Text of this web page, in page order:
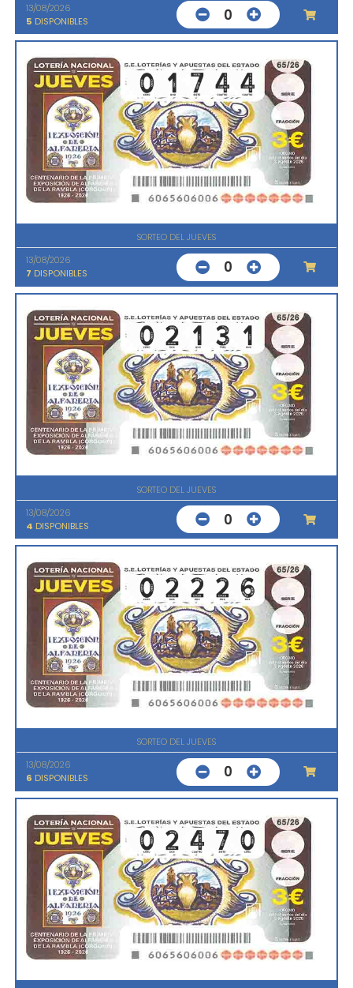
13/08/2026
5 DISPONIBLES 0
SORTEO DEL JUEVES
13/08/2026
7 DISPONIBLES 0
SORTEO DEL JUEVES
13/08/2026
4 DISPONIBLES 0
SORTEO DEL JUEVES
13/08/2026
6 DISPONIBLES 0